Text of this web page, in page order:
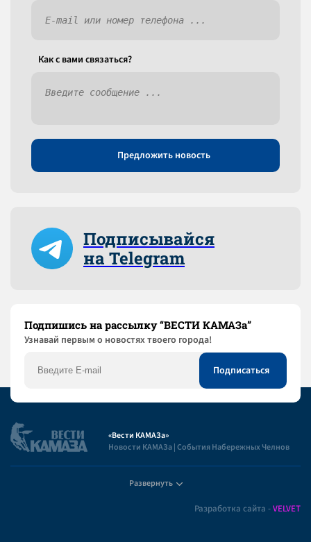
Как c вами связаться?
Предложить новость
Подписывайся
на Telegram
Подпишись на рассылку “ВЕСТИ КАМАЗа”
Узнaвай первым о новостях твоего города!
«Вести КАМАЗа»
Новости КАМАЗа | События Набережных Челнов
Развернуть
Разработка сайта -VELVET